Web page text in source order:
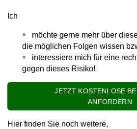
Ich
möchte gerne mehr über
die möglichen Folgen wissen
interessiere mich für eine
gegen dieses Risiko!
JETZT KOSTENLOSE
ANFORDERN
Hier finden Sie noch weitere,